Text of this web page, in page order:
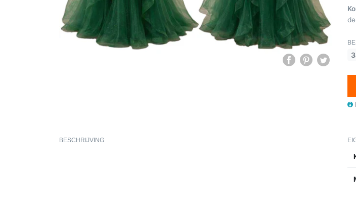
BESCHRIJVING